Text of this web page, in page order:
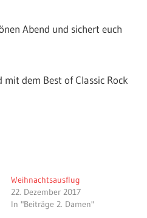
Abend und sichert euch
mit dem Best of Classic Rock
Weihnachtsausflug
22. Dezember 2017
In "Beiträge 2. Damen"